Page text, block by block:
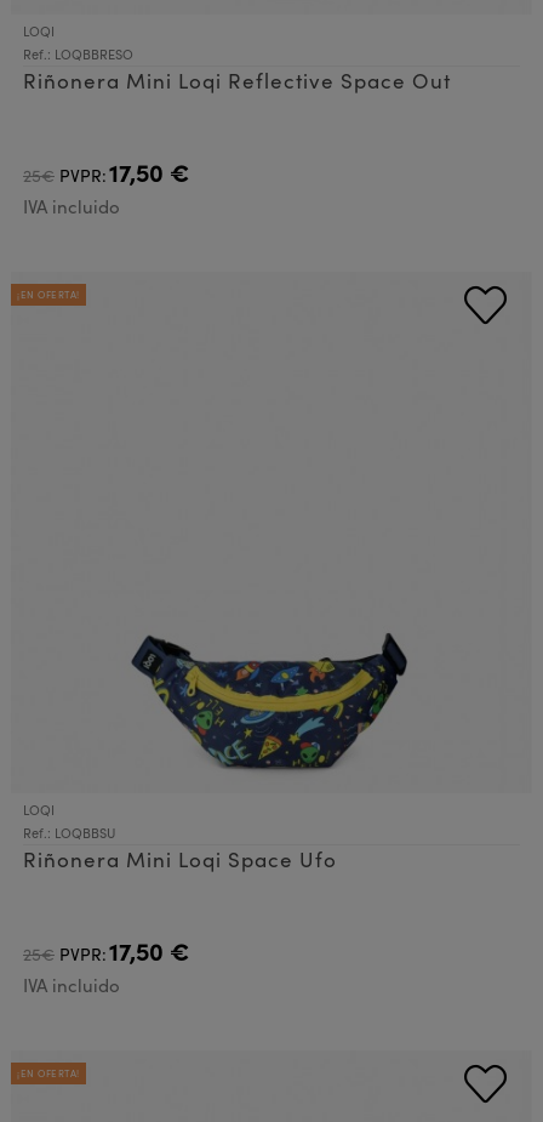
LOQI
Ref.: LOQBBRESO
Riñonera Mini Loqi Reflective Space Out
25€ PVPR:17,50 €
IVA incluido
¡EN OFERTA!
LOQI
Ref.: LOQBBSU
Riñonera Mini Loqi Space Ufo
25€ PVPR:17,50 €
IVA incluido
¡EN OFERTA!